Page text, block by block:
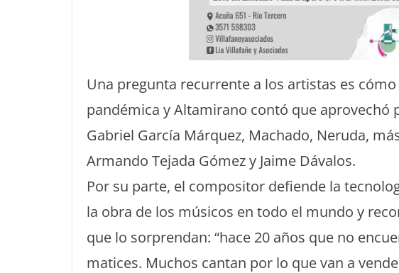
Una pregunta recurrente a los artistas es
pandémica y Altamirano contó que aprovechó
Gabriel García Márquez, Machado, Neruda,
Armando Tejada Gómez y Jaime Dávalos.
Por su parte, el compositor defiende la
la obra de los músicos en todo el mundo y
que lo sorprendan: “hace 20 años que no
matices. Muchos cantan por lo que van a